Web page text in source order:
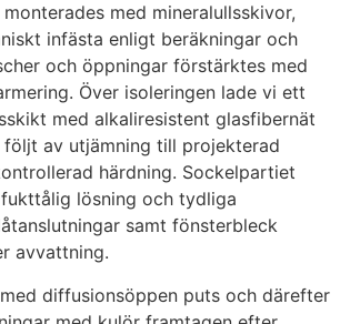
med mineralullsskivor,
infästa enligt beräkningar och
och öppningar förstärktes med
Över isoleringen lade vi ett
med alkaliresistent glasfibernät
av utjämning till projekterad
härdning. Sockelpartiet
lösning och tydliga
samt fönsterbleck
avvattning.
diffusionsöppen puts och därefter